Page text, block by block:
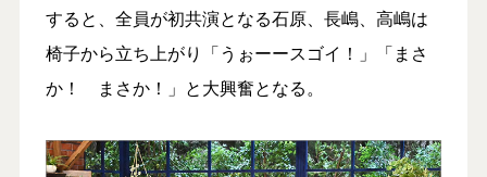
すると、全員が初共演となる石原、長嶋、高嶋は
椅子から立ち上がり「うぉーースゴイ！」「まさ
か！ まさか！」と大興奮となる。